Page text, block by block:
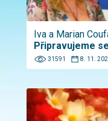
Iva a Marian
Připravujeme
31591 8. 11.